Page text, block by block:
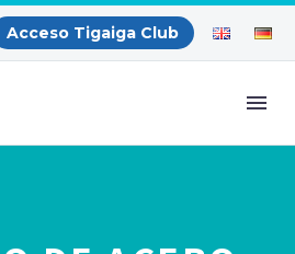
Acceso Tigaiga Club